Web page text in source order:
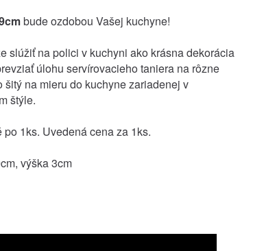
bude ozdobou Vašej kuchyne!
slúžiť na polici v kuchyni ako krásna dekorácia
úlohu servírovacieho taniera na rôzne
šitý na mieru do kuchyne zariadenej v
štýle.
1ks. Uvedená cena za 1ks.
výška 3cm